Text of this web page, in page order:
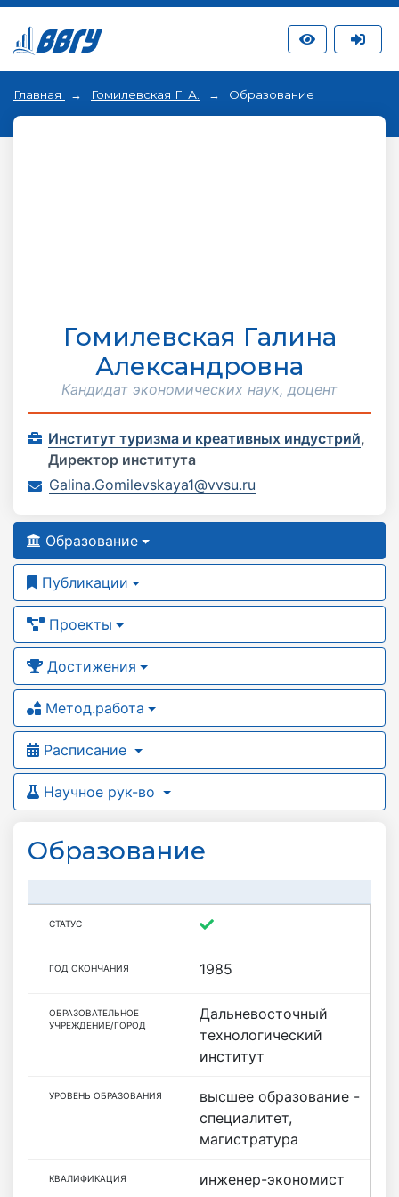
Главная Гомилевская Г. А. Образование
Гомилевская Галина
Александровна
Кандидат экономических наук, доцент
Институт туризма и креативных индустрий,
Директор института
Galina.Gomilevskaya1@vvsu.ru
Образование
Публикации
Проекты
Достижения
Метод.работа
Расписание
Научное рук-во
Образование
1985
Дальневосточный
технологический
институт
высшее образование -
специалитет,
магистратура
инженер-экономист